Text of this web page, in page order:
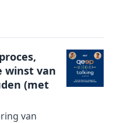
winst van
(met
van